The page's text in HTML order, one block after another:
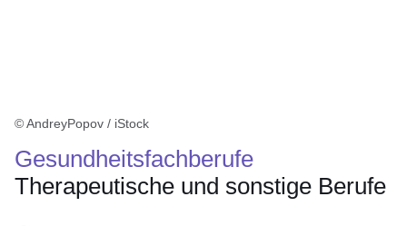
© AndreyPopov / iStock
Gesundheitsfachberufe
Therapeutische und sonstige Berufe